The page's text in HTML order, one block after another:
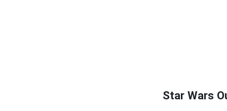
Star Wars